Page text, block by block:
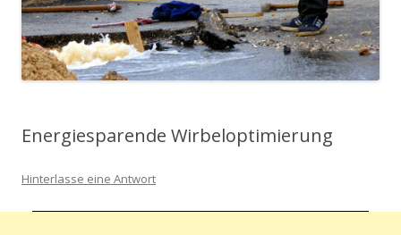
Energiesparende Wirbeloptimierung
Hinterlasse eine Antwort